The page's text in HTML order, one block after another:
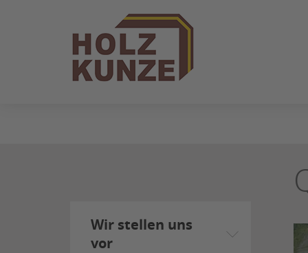
Wir stellen uns
vor